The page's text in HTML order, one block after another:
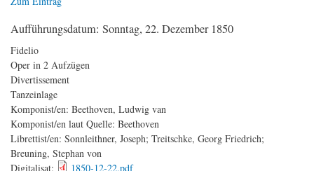
Aufführungsdatum: Sonntag, 22. Dezember 1850
Fidelio
Oper in 2 Aufzügen
Divertissement
Tanzeinlage
Komponist/en: Beethoven, Ludwig van
Komponist/en laut Quelle: Beethoven
Librettist/en: Sonnleithner, Joseph; Treitschke, Georg Friedrich;
Breuning, Stephan von
Digitalisat:
1850-12-22.pdf